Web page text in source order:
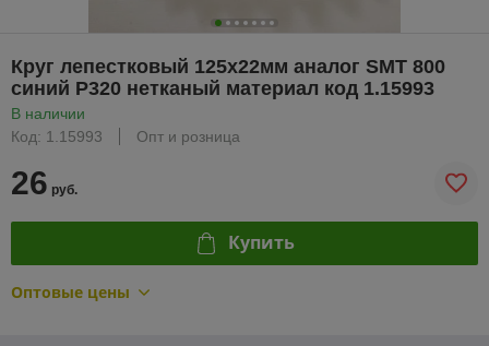
Круг лепестковый 125х22мм аналог SMT 800
синий Р320 нетканый материал код 1.15993
В наличии
Код: 1.15993
Опт и розница
26 руб.
Купить
Оптовые цены